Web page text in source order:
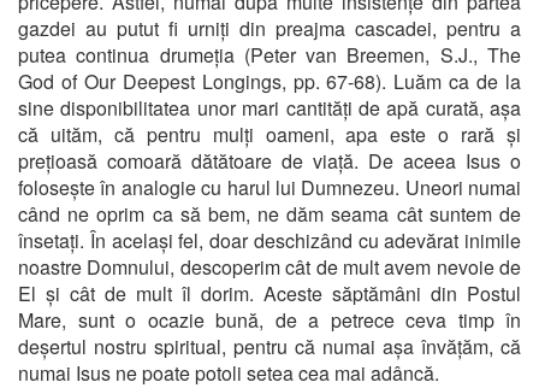
gazdei au putut fi urniți din preajma cascadei, pentru a
putea continua drumeția (Peter van Breemen, S.J., The
God of Our Deepest Longings, pp. 67-68). Luăm ca de la
sine disponibilitatea unor mari cantități de apă curată, așa
că uităm, că pentru mulți oameni, apa este o rară și
prețioasă comoară dătătoare de viață. De aceea Isus o
folosește în analogie cu harul lui Dumnezeu. Uneori numai
când ne oprim ca să bem, ne dăm seama cât suntem de
însetați. În același fel, doar deschizând cu adevărat inimile
noastre Domnului, descoperim cât de mult avem nevoie de
El și cât de mult îl dorim. Aceste săptămâni din Postul
Mare, sunt o ocazie bună, de a petrece ceva timp în
deșertul nostru spiritual, pentru că numai așa învățăm, că
numai Isus ne poate potoli setea cea mai adâncă.